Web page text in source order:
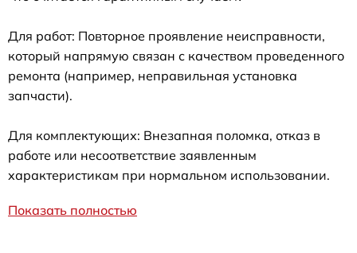
Для работ: Повторное проявление неисправности,
который напрямую связан с качеством проведенного
ремонта (например, неправильная установка
запчасти).
Для комплектующих: Внезапная поломка, отказ в
работе или несоответствие заявленным
характеристикам при нормальном использовании.
Показать полностью